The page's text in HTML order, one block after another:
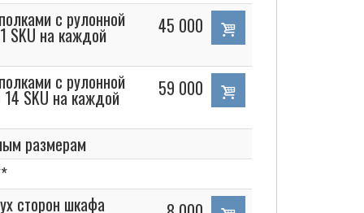
с рулонной
SKU на каждой 45 000
с рулонной
14 SKU на каждой 59 000
размерам
сторон шкафа